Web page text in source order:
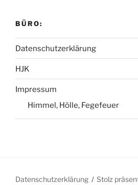
BÜRO:
Datenschutzerklärung
HJK
Impressum
Himmel, Hölle, Fegefeuer
Datenschutzerklärung Stolz